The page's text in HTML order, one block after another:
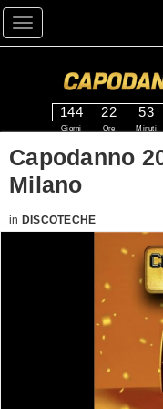
Toggle navigation
144
Giorni
22
Ore
53
Minuti
Capodanno
Milano
in DISCOTECHE